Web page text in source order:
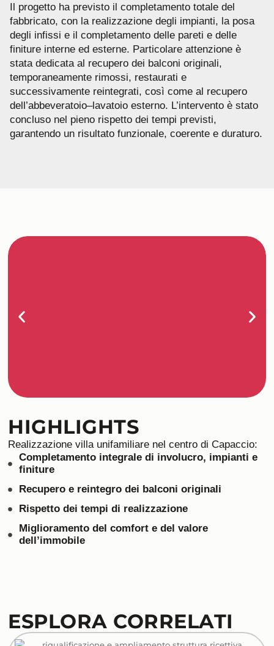
Il progetto ha previsto il completamento totale del
fabbricato, con la realizzazione degli impianti, la posa
degli infissi e il completamento delle pareti e delle
finiture interne ed esterne. Particolare attenzione è
stata dedicata al recupero dei balconi originali,
temporaneamente rimossi, restaurati e
successivamente reintegrati, così come al recupero
dell’abbeveratoio–lavatoio esterno. L’intervento è stato
concluso nel pieno rispetto dei tempi previsti,
garantendo un risultato funzionale, coerente e duraturo.
HIGHLIGHTS
Realizzazione villa unifamiliare nel centro di Capaccio:
Completamento integrale di involucro, impianti e
finiture
Recupero e reintegro dei balconi originali
Rispetto dei tempi di realizzazione
Miglioramento del comfort e del valore
dell’immobile
ESPLORA CORRELATI